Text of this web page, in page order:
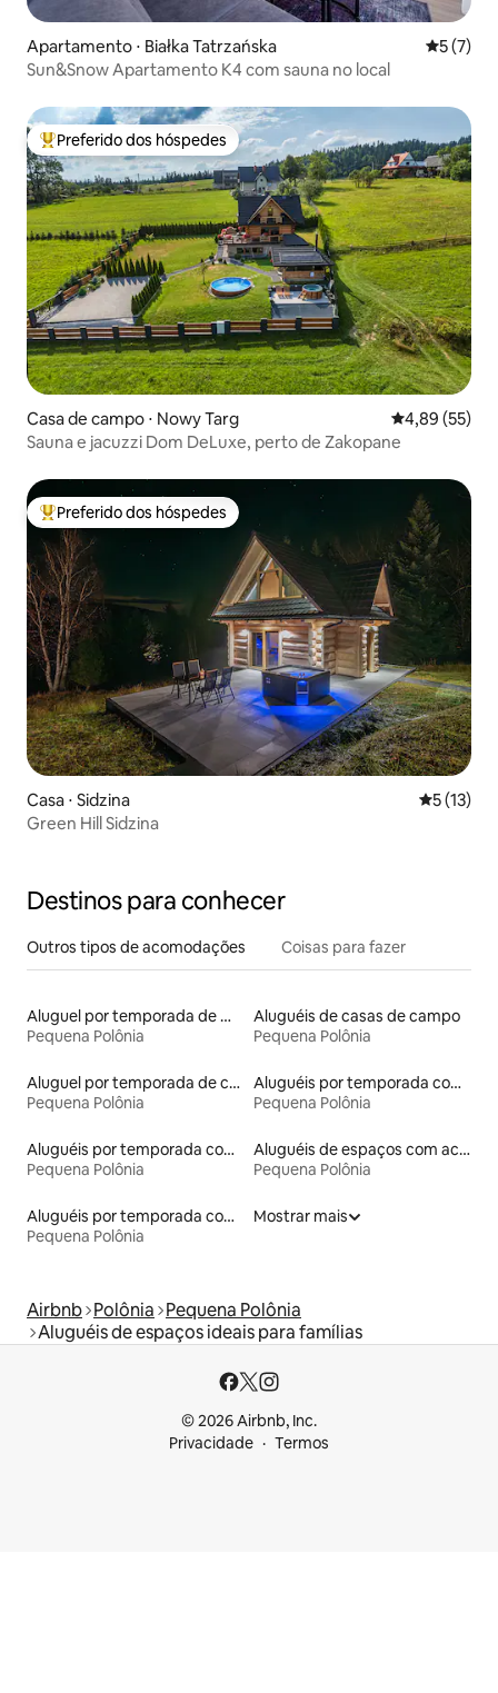
Apartamento ⋅ Białka Tatrzańska 5 de
5 (7)
Sun&Snow Apartamento K4 com sauna no local
Entre os melhores preferidos dos hóspedes
Preferido dos hóspedes
Casa de campo ⋅ Nowy Targ 4,89 de uma
4,89 (55)
Sauna e jacuzzi Dom DeLuxe, perto de Zakopane
Entre os melhores preferidos dos hóspedes
Preferido dos hóspedes
Casa ⋅ Sidzina 5 de uma
5 (13)
Green Hill Sidzina
Destinos para conhecer
Outros tipos de acomodações Coisas para fazer
Aluguel por temporada de microcasas
Pequena Polônia
Aluguéis de casas de campo
Pequena Polônia
Aluguel por temporada de casas arredondadas
Pequena Polônia
Aluguéis por temporada com café da manhã
Pequena Polônia
Aluguéis por temporada com banheira de hidromassagem
Pequena Polônia
Aluguéis de espaços com acesso direto a pistas de esqui
Pequena Polônia
Aluguéis por temporada com acesso ao lago
Pequena Polônia
Mostrar mais
Airbnb Polônia Pequena Polônia
Aluguéis de espaços ideais para famílias
© 2026 Airbnb, Inc.
Privacidade
Termos